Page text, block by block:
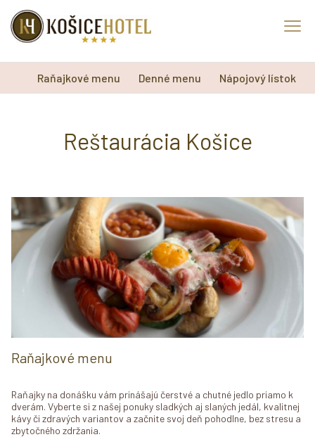
Raňajkové menu Denné menu Nápojový lístok
Reštaurácia Košice
Raňajkové menu
Raňajky na donášku vám prinášajú čerstvé a chutné jedlo priamo k
dverám. Vyberte si z našej ponuky sladkých aj slaných jedál, kvalitnej
kávy či zdravých variantov a začnite svoj deň pohodlne, bez stresu a
zbytočného zdržania.